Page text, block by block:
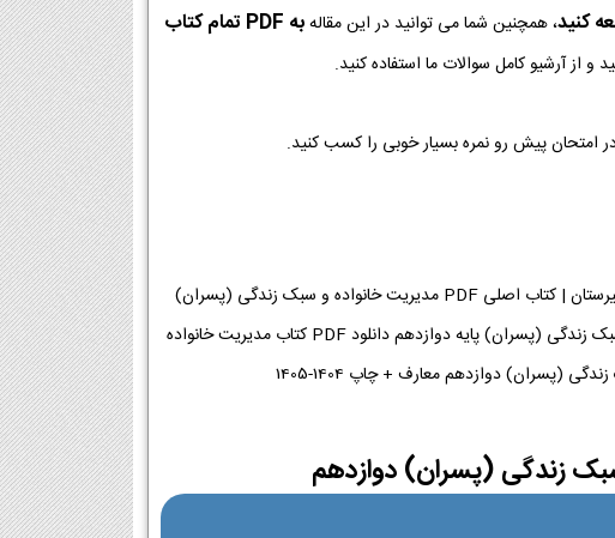
کنید، همچنین شما می توانید در این مقاله
به PDF تمام کتاب
و از آرشیو کامل سوالات ما استفاده کنید.
امتحان پیش رو نمره بسیار خوبی را کسب کنید.
دانلود کتاب مدیریت خانواده و سبک زندگی (پسران) دوازدهم معارف 1404-1405 دبیرستان | کتاب اصلی PDF مدیریت خانواده و سبک زندگی (پسران)
دوازدهم معارف 1404-1405 | دبیرستان دانلود PDF رایگان کتاب مدیریت خانواده و سبک زندگی (پسران) پایه دوازدهم دانلود PDF کتاب مدیریت خانواده
زندگی (پسران) دوازدهم